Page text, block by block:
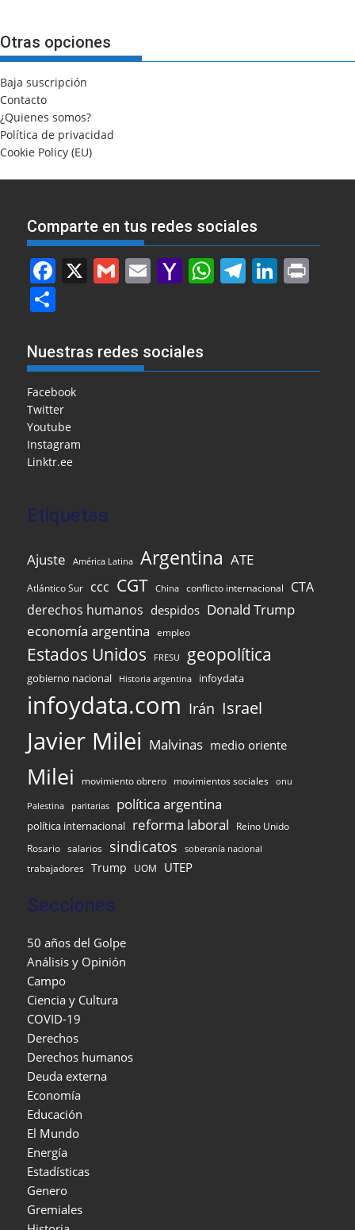
Otras opciones
Baja suscripción
Contacto
¿Quienes somos?
Política de privacidad
Cookie Policy (EU)
Comparte en tus redes sociales
F
e
b
o
o
k
X G
l
E
l
Y
o
o
W
A
T
a
Li
dI
ar
e
Nuestras redes sociales
Facebook
Twitter
Youtube
Instagram
Linktr.ee
Etiquetas
Ajuste América Latina Argentina ATE
Atlántico Sur ccc CGT China conflicto internacional CTA
derechos humanos despidos Donald Trump
economía argentina
empleo
Estados Unidos FRESU geopolítica
gobierno nacional Historia argentina infoydata
infoydata.com Irán Israel
Javier Milei Malvinas medio oriente
Milei movimiento obrero movimientos sociales onu
Palestina paritarias política argentina
política internacional reforma laboral
Reino Unido
Rosario salarios sindicatos
soberanía nacional
trabajadores
Trump UOM UTEP
Secciones
50 años del Golpe
Análisis y Opinión
Campo
Ciencia y Cultura
COVID-19
Derechos
Derechos humanos
Deuda externa
Economía
Educación
El Mundo
Energía
Estadísticas
Genero
Gremiales